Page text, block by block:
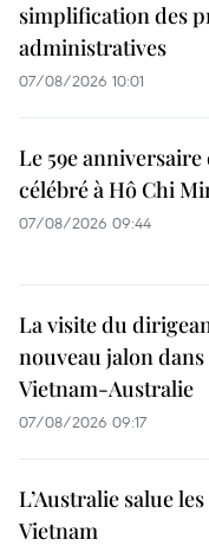
simplification des
administratives
07/08/2026 10:01
Le 59e anniversaire
célébré à Hô Chi
07/08/2026 09:44
La visite du
nouveau jalon
Vietnam-Australie
07/08/2026 09:17
L’Australie salue
Vietnam